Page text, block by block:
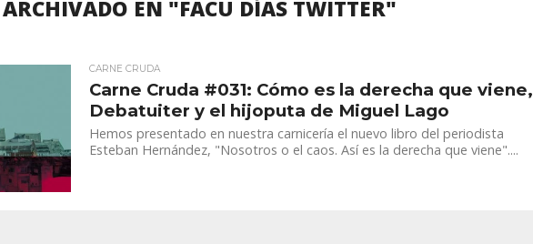
ARCHIVADO EN "FACU DÍAS TWITTER"
CARNE CRUDA
Carne Cruda #031: Cómo es la derecha que viene,
Debatuiter y el hijoputa de Miguel Lago
Hemos presentado en nuestra carnicería el nuevo libro del periodista
Esteban Hernández, "Nosotros o el caos. Así es la derecha que viene"....